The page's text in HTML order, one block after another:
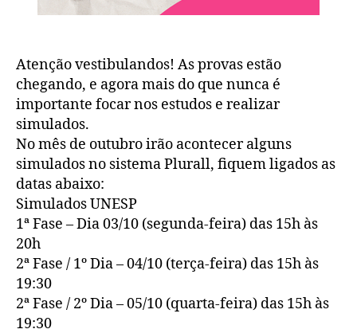
Atenção vestibulandos! As provas estão
chegando, e agora mais do que nunca é
importante focar nos estudos e realizar
simulados.
No mês de outubro irão acontecer alguns
simulados no sistema Plurall, fiquem ligados as
datas abaixo:
Simulados UNESP
1ª Fase – Dia 03/10 (segunda-feira) das 15h às
20h
2ª Fase / 1º Dia – 04/10 (terça-feira) das 15h às
19:30
2ª Fase / 2º Dia – 05/10 (quarta-feira) das 15h às
19:30